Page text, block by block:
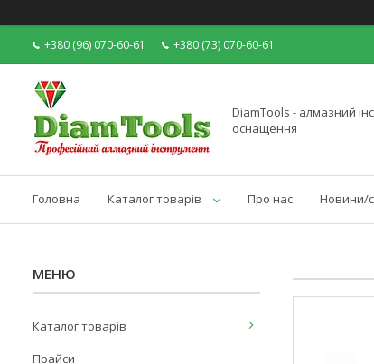
+380 (96) 070-60-61 +380 (73) 070-60-61
DiamTools - алмазний
оснащення
Головна Каталог товарів Про нас Новини/
Каталог товарів
Прайси